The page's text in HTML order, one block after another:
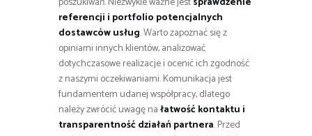
referencji i portfolio potencjalnych
dostawców usług. Warto zapoznać się z
opiniami innych klientów, analizować
dotychczasowe realizacje i ocenić ich zgodność
z naszymi oczekiwaniami. Komunikacja jest
fundamentem udanej współpracy, dlatego
należy zwrócić uwagę nałatwość kontaktu i
transparentność działań partnera. Przed